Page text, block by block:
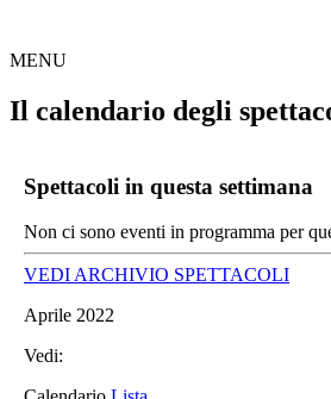
MENU
Il calendario degli
Spettacoli in questa settimana
Non ci sono eventi in programma per
VEDI ARCHIVIO SPETTACOLI
Aprile 2022
Vedi: